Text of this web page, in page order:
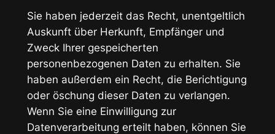
Sie haben jederzeit das Recht, unentgeltlich
Auskunft über Herkunft, Empfänger und
Zweck Ihrer gespeicherten
personenbezogenen Daten zu erhalten. Sie
haben außerdem ein Recht, die Berichtigung
oder öschung dieser Daten zu verlangen.
Wenn Sie eine Einwilligung zur
Datenverarbeitung erteilt haben, können Sie